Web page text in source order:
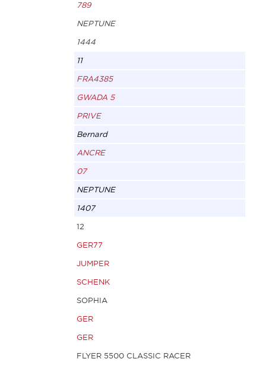
789
NEPTUNE
1444
11
FRA4385
GWADA 5
PRIVE
Bernard
ANCRE
07
NEPTUNE
1407
12
GER77
JUMPER
SCHENK
SOPHIA
GER
GER
FLYER 5500 CLASSIC RACER